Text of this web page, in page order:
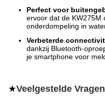
Perfect voor
ervoor dat de KW275M
onderdompeling in
Verbeterde
dankzij Bluetooth-
je smartphone voor
★Veelgestelde Vragen